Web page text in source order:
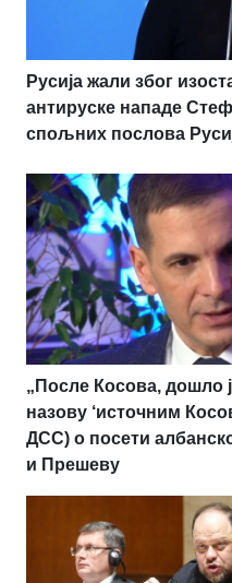
Русија жали због
антируске нападе
спољних послова
„После Косова, дошло
назову ‘источним
ДСС) о посети
и Прешеву